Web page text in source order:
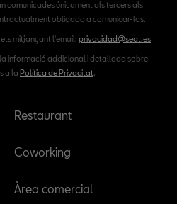
comunicades únicament als tercers als
obligada a comunicar-los.
mitjançant l'email: privacidad@seat.es
informació addicional i detallada sobre
a la Política de Privacitat.
Restaurant
Coworking
Àrea comercial